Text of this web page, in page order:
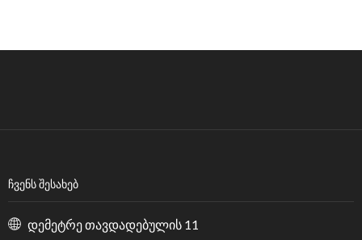
ᲩᲕᲔᲜᲡ ᲨᲔᲡᲐᲮᲔᲑ
დემეტრე თავდადებულის 11